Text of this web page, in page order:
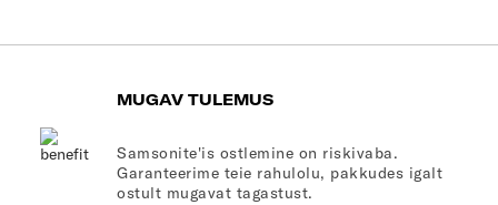
MUGAV TULEMUS
Samsonite'is ostlemine on riskivaba.
Garanteerime teie rahulolu, pakkudes igalt
ostult mugavat tagastust.